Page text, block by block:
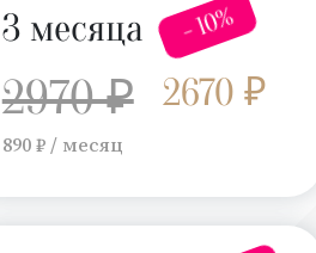
3 месяца - 10%
2970 ₽ 2670 ₽
890 ₽ / месяц